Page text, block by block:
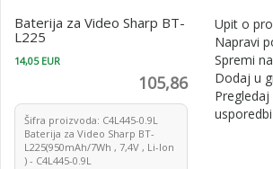
Baterija za Video Sharp BT-
L225
14,05 EUR
105,86
Šifra proizvoda: C4L445-0.9L
Baterija za Video Sharp BT-
L225(950mAh/7Wh , 7,4V , Li-Ion
) - C4L445-0.9L
Upit o
Napravi
Spremi
Dodaj u
usporedbi